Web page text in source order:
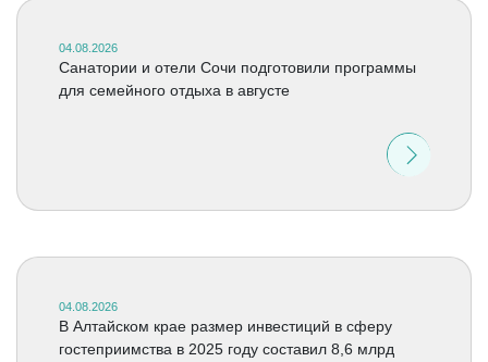
04.08.2026
Санатории и отели Сочи подготовили программы
для семейного отдыха в августе
04.08.2026
В Алтайском крае размер инвестиций в сферу
гостеприимства в 2025 году составил 8,6 млрд